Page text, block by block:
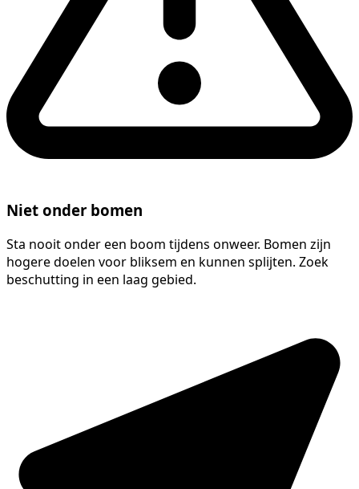
Niet onder bomen
Sta nooit onder een boom tijdens onweer. Bomen zijn
hogere doelen voor bliksem en kunnen splijten. Zoek
beschutting in een laag gebied.